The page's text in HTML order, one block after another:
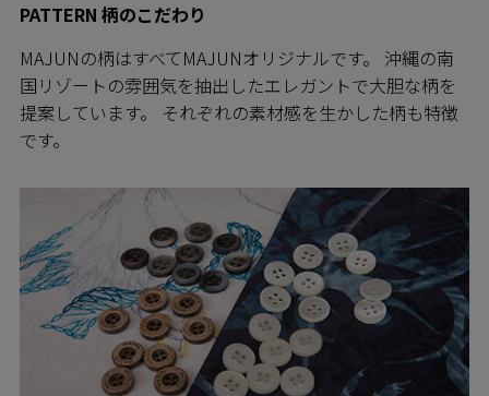
PATTERN 柄のこだわり
MAJUNの柄はすべてMAJUNオリジナルです。 沖縄の南
国リゾートの雰囲気を抽出したエレガントで大胆な柄を
提案しています。 それぞれの素材感を生かした柄も特徴
です。